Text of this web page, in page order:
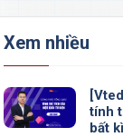
Xem nhiều
tính
bất